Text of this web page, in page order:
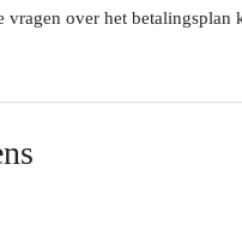
vragen over het